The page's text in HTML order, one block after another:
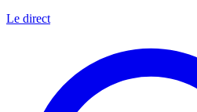
Le direct